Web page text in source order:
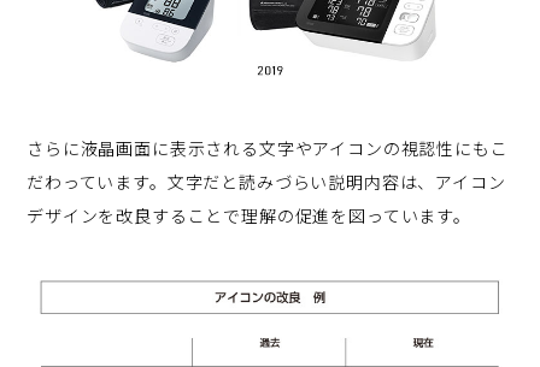
さらに液晶画面に表示される文字やアイコンの視認性にもこ
だわっています。文字だと読みづらい説明内容は、アイコン
デザインを改良することで理解の促進を図っています。